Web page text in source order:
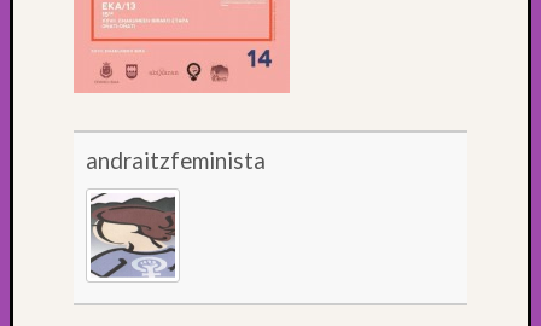
andraitzfeminista